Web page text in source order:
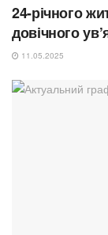
24-річного
довічного
11.05.2025